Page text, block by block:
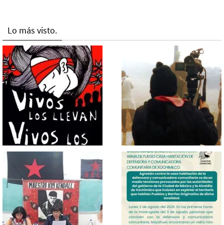
Lo más visto.